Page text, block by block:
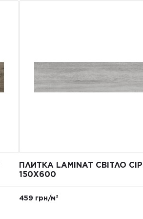
ПЛИТКА LAMINAT СВІТЛО
150Х600
459 грн/м²